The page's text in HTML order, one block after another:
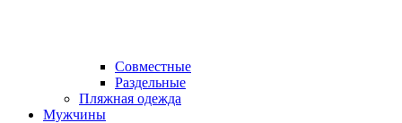
Совместные
Раздельные
Пляжная одежда
Мужчины